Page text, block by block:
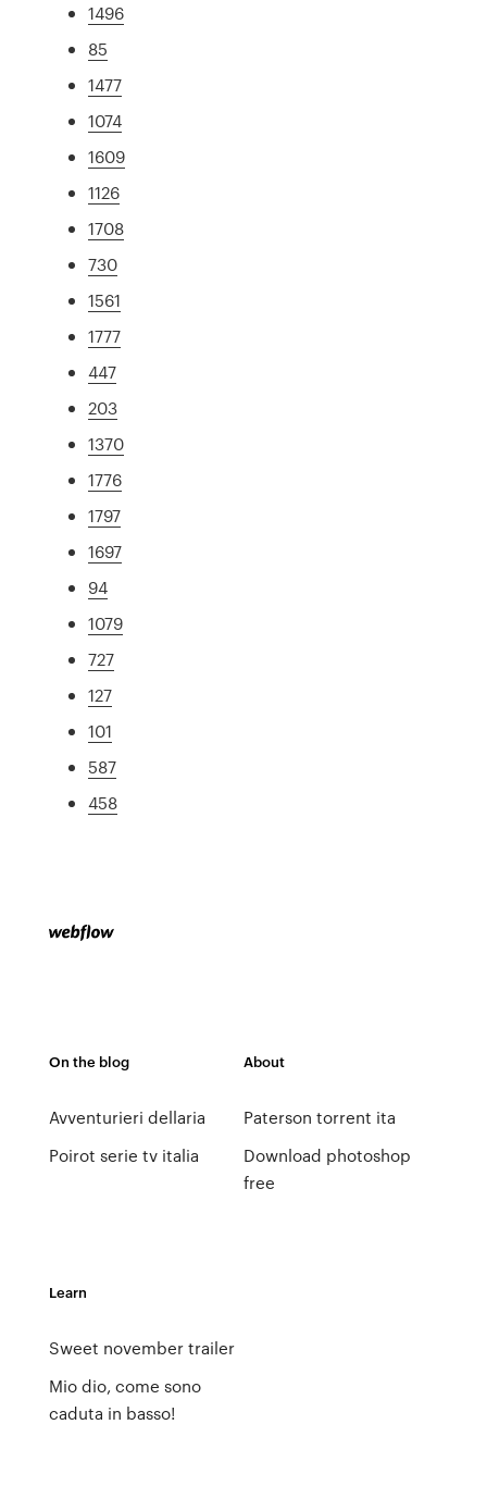
1496
85
1477
1074
1609
1126
1708
730
1561
1777
447
203
1370
1776
1797
1697
94
1079
727
127
101
587
458
On the blog
Avventurieri dellaria
Poirot serie tv italia
About
Paterson torrent ita
Download photoshop
free
Learn
Sweet november trailer
Mio dio, come sono
caduta in basso!